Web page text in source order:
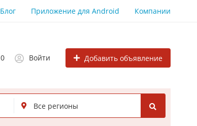
Блог Приложение для Android Компании
0 Войти Добавить объявление